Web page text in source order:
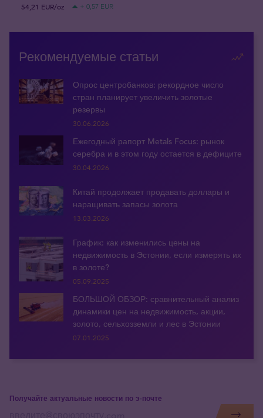
54,21 EUR/oz
+ 0,57 EUR
Рекомендуемые статьи
Опрос центробанков: рекордное число
стран планирует увеличить золотые
резервы
30.06.2026
Ежегодный рапорт Metals Focus: рынок
серебра и в этом году остается в дефиците
30.04.2026
Китай продолжает продавать доллары и
наращивать запасы золота
13.03.2026
График: как изменились цены на
недвижимость в Эстонии, если измерять их
в золоте?
05.09.2025
БОЛЬШОЙ ОБЗОР: сравнительный анализ
динамики цен на недвижимость, акции,
золото, сельхозземли и лес в Эстонии
07.01.2025
Получайте актуальные новости по э-почте